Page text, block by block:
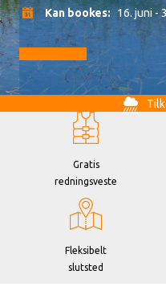
Kan bookes: 16. juni -
Gratis
redningsveste
Fleksibelt
slutsted